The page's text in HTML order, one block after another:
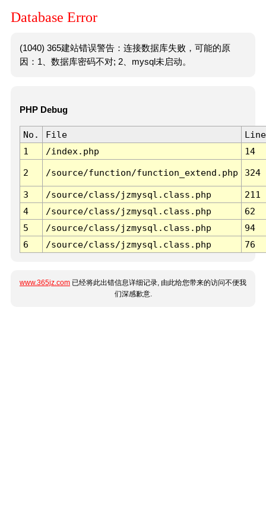
Database Error
(1040) 365建站错误警告：连接数据库失败，可能的原
因：1、数据库密码不对; 2、mysql未启动。
PHP Debug
No. File
Line
1
/index.php 14
2 /source/function/function_extend.php 324
3 /source/class/jzmysql.class.php
211
4
/source/class/jzmysql.class.php
62
5
/source/class/jzmysql.class.php
94
6
/source/class/jzmysql.class.php 76
www.365jz.com 已经将此出错信息详细记录, 由此给您带来的访问不便我
们深感歉意.